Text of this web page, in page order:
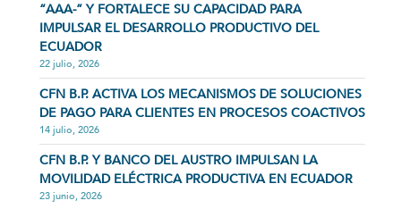
“AAA-” Y FORTALECE SU CAPACIDAD PARA
IMPULSAR EL DESARROLLO PRODUCTIVO DEL
ECUADOR
22 julio, 2026
CFN B.P. ACTIVA LOS MECANISMOS DE SOLUCIONES
DE PAGO PARA CLIENTES EN PROCESOS COACTIVOS
14 julio, 2026
CFN B.P. Y BANCO DEL AUSTRO IMPULSAN LA
MOVILIDAD ELÉCTRICA PRODUCTIVA EN ECUADOR
23 junio, 2026